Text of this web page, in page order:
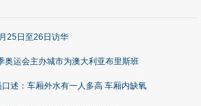
25日至26日访华
奥运会主办城市为澳大利亚布里斯班
述：车厢外水有一人多高 车厢内缺氧